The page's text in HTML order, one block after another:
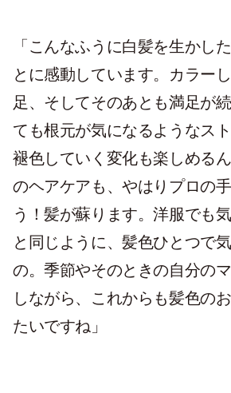
「こんなふうに白髪を生かし
とに感動しています。カラー
足、そしてそのあとも満足が
ても根元が気になるようなス
褪色していく変化も楽しめる
のヘアケアも、やはりプロの
う！髪が蘇ります。洋服でも
と同じように、髪色ひとつで
の。季節やそのときの自分の
しながら、これからも髪色の
たいですね」